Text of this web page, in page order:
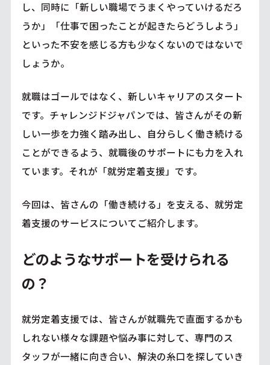
し、同時に「新しい職場でうまくやっていけるだろ
うか」「仕事で困ったことが起きたらどうしよう」
といった不安を感じる方も少なくないのではないで
しょうか。
就職はゴールではなく、新しいキャリアのスタート
です。チャレンジドジャパンでは、皆さんがその新
しい一歩を力強く踏み出し、自分らしく働き続ける
ことができるよう、就職後のサポートにも力を入れ
ています。それが「就労定着支援」です。
今回は、皆さんの「働き続ける」を支える、就労定
着支援のサービスについてご紹介します。
どのようなサポートを受けられる
の？
就労定着支援では、皆さんが就職先で直面するかも
しれない様々な課題や悩み事に対して、専門のス
タッフが一緒に向き合い、解決の糸口を探していき